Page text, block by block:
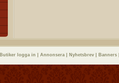
Butiker logga in Annonsera Nyhetsbrev Banners